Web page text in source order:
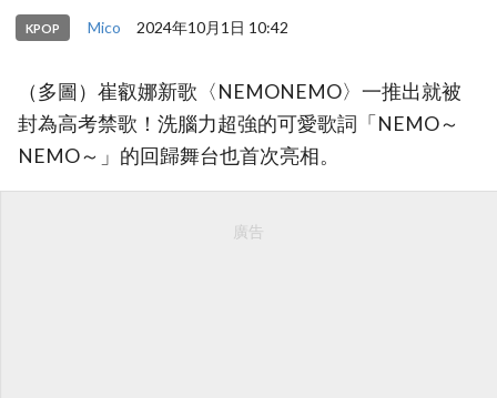
KPOP Mico 2024年10月1日 10:42
（多圖）崔叡娜新歌〈NEMONEMO〉一推出就被
封為高考禁歌！洗腦力超強的可愛歌詞「NEMO～
NEMO～」的回歸舞台也首次亮相。
廣告